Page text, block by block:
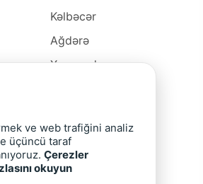
Kəlbəcər
Ağdərə
Xocavəd
Cəbrayıl
Qubadlı
ve web trafiğini analiz
üçüncü taraf
Çerezler
okuyun